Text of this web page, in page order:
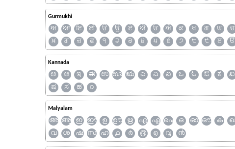
Gurmukhi
ਅ ਆ ਇ ਈ ਉ ਊ ਏ ਐ ਓ ਔ ਕ ਖ ਗ ਘ ਚ
ਖ਼
ਗ਼ ਜ਼ ਫ਼ ੧ ੨ ੩ ੪ ੫ ੬ ੭ ੮ ੯ ੲ ੳ
Kannada
ಅ ಆ ಇ ಈ ಉ ಊ ಋ ಎ ಏ ಐ ಒ ಓ ಔ ಕ ಖ
ಷ
ಸ ಹ ೧
Malyalam
അ ആ ഇ ഈ ഉ ഊ ഋ എ ഏ ഐ ഒ ഓ ഔ ക ഖ
വ
ശ ഷ സ ഹ ൧ ൪ ൫ ൭ ൮ ൯